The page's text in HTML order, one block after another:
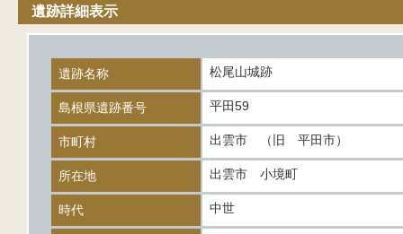
遺跡詳細表示
遺跡名称 松尾山城跡
島根県遺跡番号 平田59
市町村 出雲市 （旧 平田市）
所在地 出雲市 小境町
時代 中世